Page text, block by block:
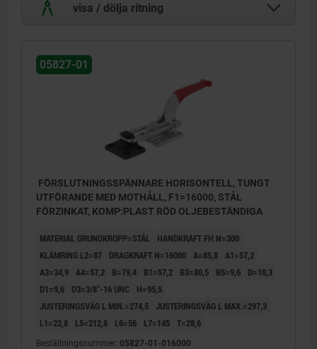
visa / dölja ritning
05827-01
FÖRSLUTNINGSSPÄNNARE HORISONTELL, TUNGT
UTFÖRANDE MED MOTHÅLL, F1=16000, STÅL
FÖRZINKAT, KOMP:PLAST RÖD OLJEBESTÄNDIGA
MATERIAL GRUNDKROPP=STÅL
HANDKRAFT FH N=300
KLÄMRING L2=87
DRAGKRAFT N=16000 A=85,8 A1=57,2
A3=34,9 A4=57,2 B=79,4 B1=57,2 B3=80,5 B5=9,6
D=10,3
D1=9,6
D3=3/8"-16 UNC
H=95,5
JUSTERINGSVÄG L MIN.=274,5
JUSTERINGSVÄG L MAX.=297,3
L1=22,8
L5=212,8 L6=56 L7=145 T=28,6
Beställningsnummer: 05827-01-016000